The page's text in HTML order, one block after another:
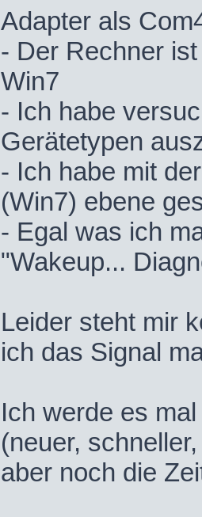
Adapter als
- Der Rechner
Win7
- Ich habe
Gerätetypen
- Ich habe mit
(Win7) ebene
- Egal was ich
"Wakeup...
Leider steht mir
ich das Signal
Ich werde es
(neuer,
aber noch die